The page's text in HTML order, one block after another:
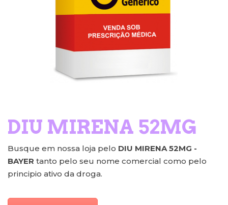
DIU MIRENA 52MG
Busque em nossa loja pelo DIU MIRENA 52MG -
BAYER tanto pelo seu nome comercial como pelo
principio ativo da droga.